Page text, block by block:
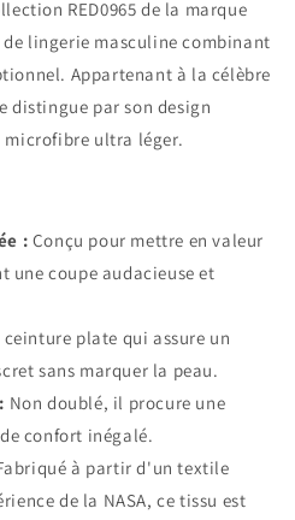
RED0965 de la marque
lingerie masculine combinant
Appartenant à la célèbre
distingue par son design
ultra léger.
: Conçu pour mettre en valeur
une coupe audacieuse et
ceinture plate qui assure un
sans marquer la peau.
Non doublé, il procure une
confort inégalé.
à partir d'un textile
de la NASA, ce tissu est